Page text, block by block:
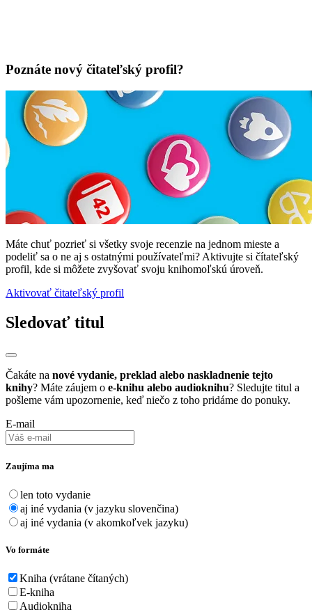
Poznáte nový čitateľský profil?
Máte chuť pozrieť si všetky svoje recenzie na jednom mieste a
podeliť sa o ne aj s ostatnými používateľmi? Aktivujte si čítateľský
profil, kde si môžete zvyšovať svoju knihomoľskú úroveň.
Aktivovať čitateľský profil
Sledovať titul
Čakáte na nové vydanie, preklad alebo naskladnenie tejto
knihy? Máte záujem o e-knihu alebo audioknihu? Sledujte titul a
pošleme vám upozornenie, keď niečo z toho pridáme do ponuky.
E-mail
Zaujíma ma
len toto vydanie
aj iné vydania (v jazyku slovenčina)
aj iné vydania (v akomkoľvek jazyku)
Vo formáte
Kniha (vrátane čítaných)
E-kniha
Audiokniha